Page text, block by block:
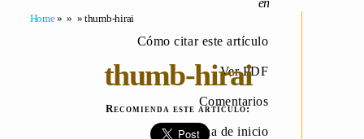
Cómo citar este artículo
Ver PDF
Comentarios
Página de inicio
Home» » » thumb-hirai
thumb-hirai
Recomienda este artículo: